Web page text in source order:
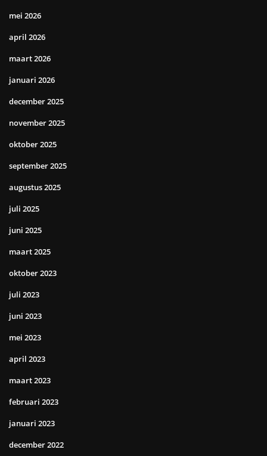
mei 2026
april 2026
maart 2026
januari 2026
december 2025
november 2025
oktober 2025
september 2025
augustus 2025
juli 2025
juni 2025
maart 2025
oktober 2023
juli 2023
juni 2023
mei 2023
april 2023
maart 2023
februari 2023
januari 2023
december 2022